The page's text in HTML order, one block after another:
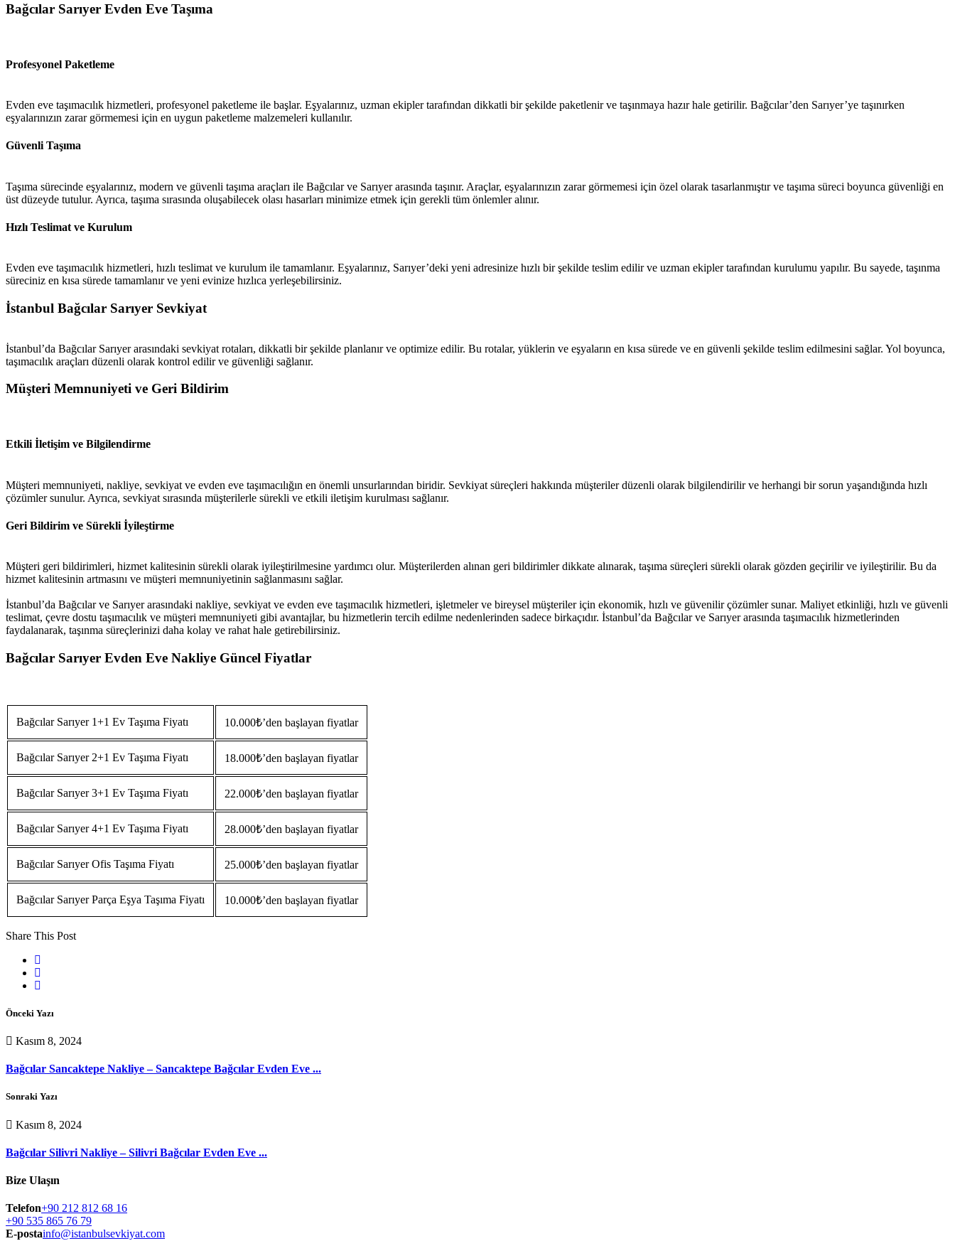
Bağcılar Sarıyer Evden Eve Taşıma
Profesyonel Paketleme
Evden eve taşımacılık hizmetleri, profesyonel paketleme ile başlar. Eşyalarınız, uzman ekipler tarafından dikkatli bir şekilde paketlenir ve taşınmaya hazır hale getirilir. Bağcılar’den Sarıyer’ye taşınırken
eşyalarınızın zarar görmemesi için en uygun paketleme malzemeleri kullanılır.
Güvenli Taşıma
Taşıma sürecinde eşyalarınız, modern ve güvenli taşıma araçları ile Bağcılar ve Sarıyer arasında taşınır. Araçlar, eşyalarınızın zarar görmemesi için özel olarak tasarlanmıştır ve taşıma süreci boyunca güvenliği en
üst düzeyde tutulur. Ayrıca, taşıma sırasında oluşabilecek olası hasarları minimize etmek için gerekli tüm önlemler alınır.
Hızlı Teslimat ve Kurulum
Evden eve taşımacılık hizmetleri, hızlı teslimat ve kurulum ile tamamlanır. Eşyalarınız, Sarıyer’deki yeni adresinize hızlı bir şekilde teslim edilir ve uzman ekipler tarafından kurulumu yapılır. Bu sayede, taşınma
süreciniz en kısa sürede tamamlanır ve yeni evinize hızlıca yerleşebilirsiniz.
İstanbul Bağcılar Sarıyer Sevkiyat
İstanbul’da Bağcılar Sarıyer arasındaki sevkiyat rotaları, dikkatli bir şekilde planlanır ve optimize edilir. Bu rotalar, yüklerin ve eşyaların en kısa sürede ve en güvenli şekilde teslim edilmesini sağlar. Yol boyunca,
taşımacılık araçları düzenli olarak kontrol edilir ve güvenliği sağlanır.
Müşteri Memnuniyeti ve Geri Bildirim
Etkili İletişim ve Bilgilendirme
Müşteri memnuniyeti, nakliye, sevkiyat ve evden eve taşımacılığın en önemli unsurlarından biridir. Sevkiyat süreçleri hakkında müşteriler düzenli olarak bilgilendirilir ve herhangi bir sorun yaşandığında hızlı
çözümler sunulur. Ayrıca, sevkiyat sırasında müşterilerle sürekli ve etkili iletişim kurulması sağlanır.
Geri Bildirim ve Sürekli İyileştirme
Müşteri geri bildirimleri, hizmet kalitesinin sürekli olarak iyileştirilmesine yardımcı olur. Müşterilerden alınan geri bildirimler dikkate alınarak, taşıma süreçleri sürekli olarak gözden geçirilir ve iyileştirilir. Bu da
hizmet kalitesinin artmasını ve müşteri memnuniyetinin sağlanmasını sağlar.
İstanbul’da Bağcılar ve Sarıyer arasındaki nakliye, sevkiyat ve evden eve taşımacılık hizmetleri, işletmeler ve bireysel müşteriler için ekonomik, hızlı ve güvenilir çözümler sunar. Maliyet etkinliği, hızlı ve güvenli
teslimat, çevre dostu taşımacılık ve müşteri memnuniyeti gibi avantajlar, bu hizmetlerin tercih edilme nedenlerinden sadece birkaçıdır. İstanbul’da Bağcılar ve Sarıyer arasında taşımacılık hizmetlerinden
faydalanarak, taşınma süreçlerinizi daha kolay ve rahat hale getirebilirsiniz.
Bağcılar Sarıyer Evden Eve Nakliye Güncel Fiyatlar
Bağcılar Sarıyer 1+1 Ev Taşıma Fiyatı 10.000₺’den başlayan fiyatlar
Bağcılar Sarıyer 2+1 Ev Taşıma Fiyatı 18.000₺’den başlayan fiyatlar
Bağcılar Sarıyer 3+1 Ev Taşıma Fiyatı 22.000₺’den başlayan fiyatlar
Bağcılar Sarıyer 4+1 Ev Taşıma Fiyatı 28.000₺’den başlayan fiyatlar
Bağcılar Sarıyer Ofis Taşıma Fiyatı 25.000₺’den başlayan fiyatlar
Bağcılar Sarıyer Parça Eşya Taşıma Fiyatı 10.000₺’den başlayan fiyatlar
Share This Post
Önceki Yazı
Kasım 8, 2024
Bağcılar Sancaktepe Nakliye – Sancaktepe Bağcılar Evden Eve ...
Sonraki Yazı
Kasım 8, 2024
Bağcılar Silivri Nakliye – Silivri Bağcılar Evden Eve ...
Bize Ulaşın
Telefon+90 212 812 68 16
+90 535 865 76 79
E-postainfo@istanbulsevkiyat.com